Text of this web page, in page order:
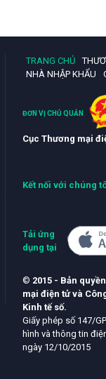
TRANG CHỦ
NHÀ NHẬP KHẨU
ĐƠN VỊ CHỦ QUẢN
Cục Thương mại
Kết nối với chúng
Tải ứng
dụng tại
© 2015 - Bản
mại điện tử và
Kinh tế số.
Giấy phép số 147/
hình và thông tin
ngày 12/10/2015